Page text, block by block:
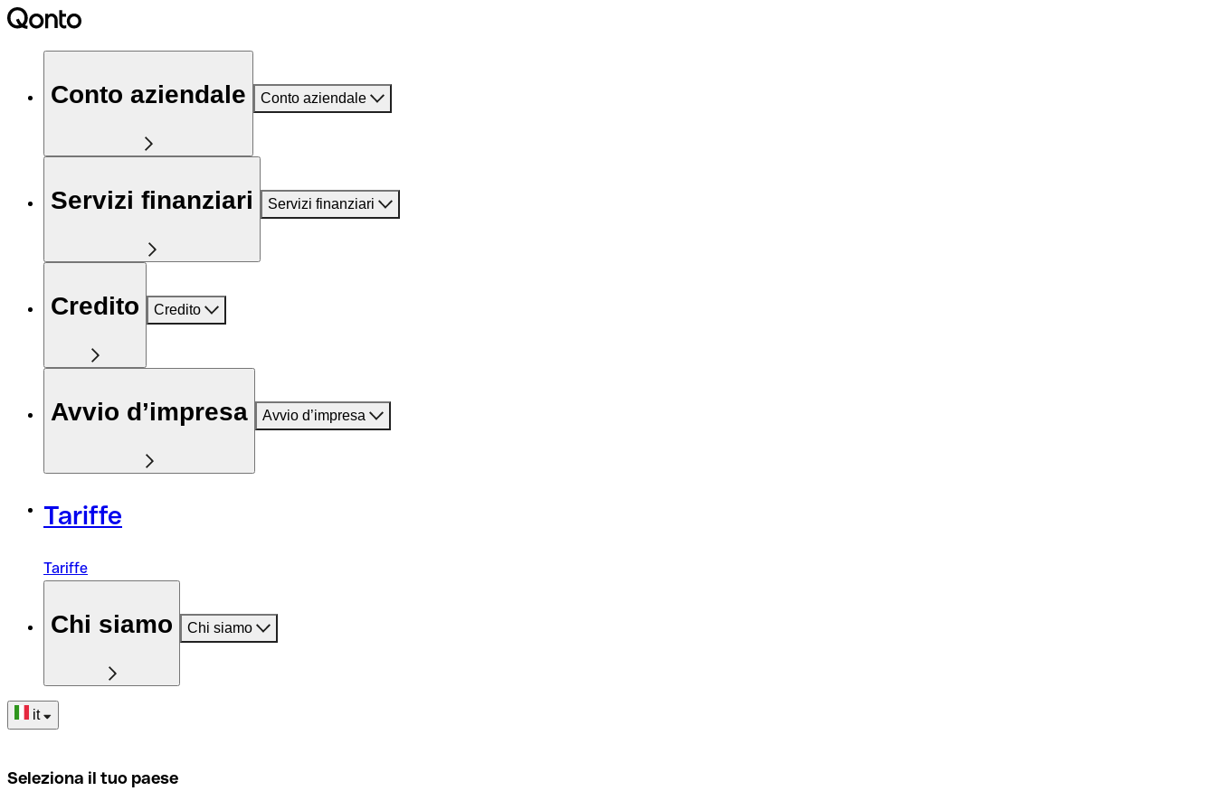
Conto aziendale Conto aziendale
Servizi finanziari Servizi finanziari
Credito Credito
Avvio d’impresa Avvio d’impresa
Tariffe
Tariffe
Chi siamo Chi siamo
it
Seleziona il tuo paese